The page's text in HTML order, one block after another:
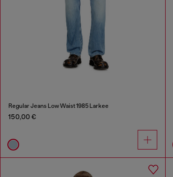
Regular Jeans Low Waist 1985 Larkee
150,00 €